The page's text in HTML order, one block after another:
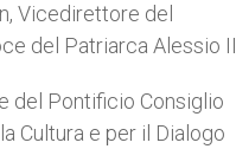
Vicedirettore del
del Patriarca Alessio II.
del Pontificio Consiglio
Cultura e per il Dialogo